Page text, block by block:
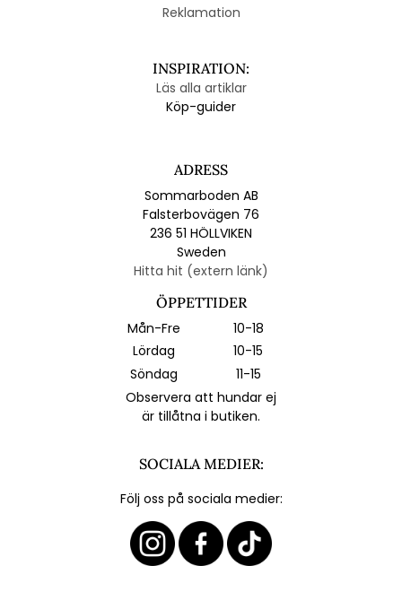
Reklamation
INSPIRATION:
Läs alla artiklar
Köp-guider
ADRESS
Sommarboden AB
Falsterbovägen 76
236 51 HÖLLVIKEN
Sweden
Hitta hit (extern länk)
ÖPPETTIDER
Mån-Fre
10-18
Lördag
10-15
Söndag
11-15
Observera att hundar ej
är tillåtna i butiken.
SOCIALA MEDIER:
Följ oss på sociala medier: